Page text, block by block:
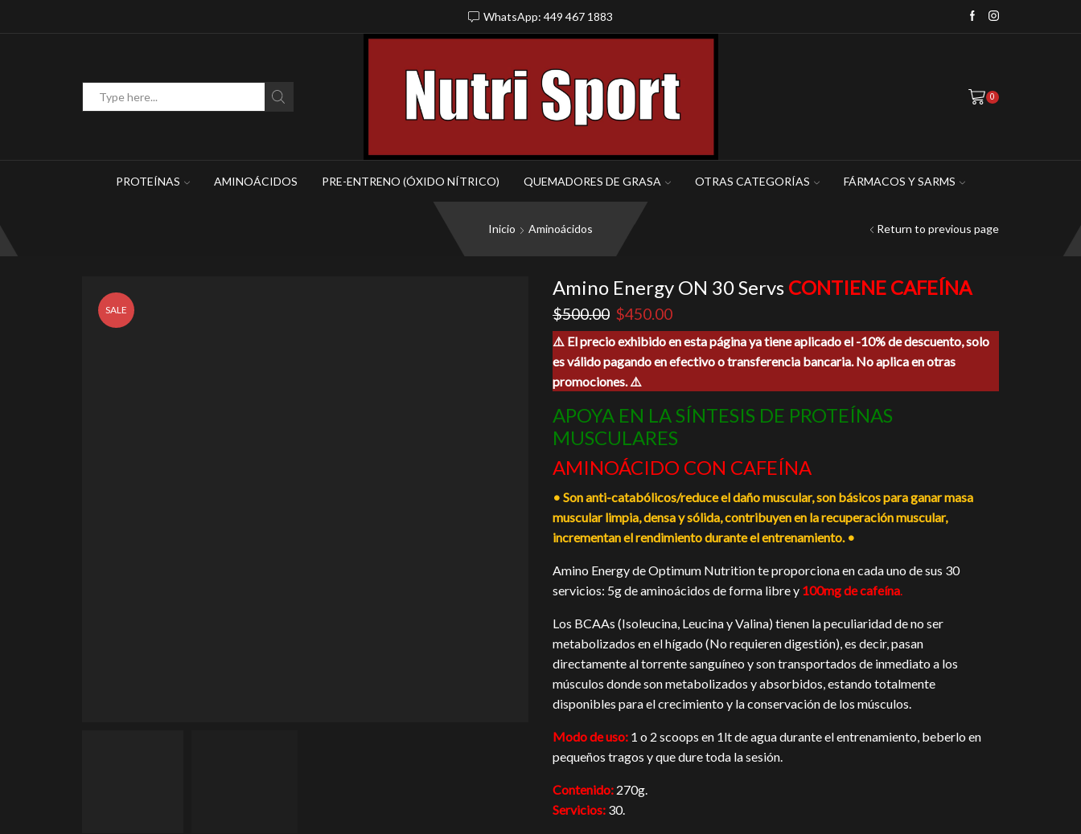
WhatsApp: 449 467 1883 WhatsApp: 449 467 1883
0
PROTEÍNAS AMINOÁCIDOS PRE-ENTRENO (ÓXIDO NÍTRICO) QUEMADORES DE GRASA OTRAS CATEGORÍAS FÁRMACOS Y SARMS
Inicio Aminoácidos Return to previous page
SALE
Amino Energy ON 30 Servs CONTIENE CAFEÍNA
$500.00 El
precio
original
era:
$500.00.
$450.00El
precio
actual
es:
$450.00.
⚠️ El precio exhibido en esta página ya tiene aplicado el -10% de descuento, solo
es válido pagando en efectivo o transferencia bancaria. No aplica en otras
promociones. ⚠️
APOYA EN LA SÍNTESIS DE PROTEÍNAS
MUSCULARES
AMINOÁCIDO CON CAFEÍNA
• Son anti-catabólicos/reduce el daño muscular, son básicos para ganar masa
muscular limpia, densa y sólida, contribuyen en la recuperación muscular,
incrementan el rendimiento durante el entrenamiento. •
Amino Energy de Optimum Nutrition te proporciona en cada uno de sus 30
servicios: 5g de aminoácidos de forma libre y 100mg de cafeína.
Los BCAAs (Isoleucina, Leucina y Valina) tienen la peculiaridad de no ser
metabolizados en el hígado (No requieren digestión), es decir, pasan
directamente al torrente sanguíneo y son transportados de inmediato a los
músculos donde son metabolizados y absorbidos, estando totalmente
disponibles para el crecimiento y la conservación de los músculos.
Modo de uso: 1 o 2 scoops en 1lt de agua durante el entrenamiento, beberlo en
pequeños tragos y que dure toda la sesión.
Contenido: 270g.
Servicios: 30.